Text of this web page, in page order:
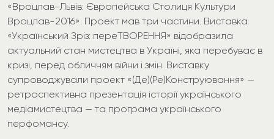
«Вроцлав-Львів: Європейська Столиця Культури
Вроцлав-2016». Проект мав три частини. Виставка
«Український Зріз: переТВОРЕННЯ» відобразила
актуальний стан мистецтва в Україні, яка перебуває в
кризі, перед обличчям війни і змін. Виставку
супроводжували проект «(Де)(Ре)Конструювання» —
ретроспективна презентація історії українського
медіамистецтва — та програма українського
перфомансу.